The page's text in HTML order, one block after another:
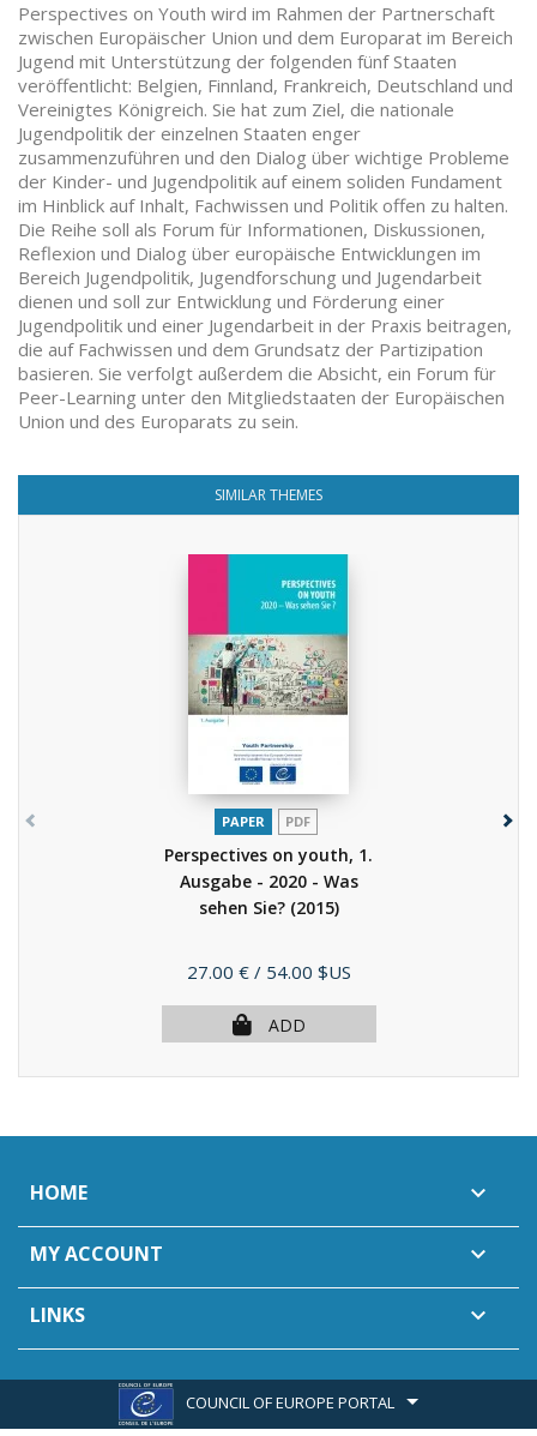
Perspectives on Youth wird im Rahmen der Partnerschaft
zwischen Europäischer Union und dem Europarat im Bereich
Jugend mit Unterstützung der folgenden fünf Staaten
veröffentlicht: Belgien, Finnland, Frankreich, Deutschland und
Vereinigtes Königreich. Sie hat zum Ziel, die nationale
Jugendpolitik der einzelnen Staaten enger
zusammenzuführen und den Dialog über wichtige Probleme
der Kinder- und Jugendpolitik auf einem soliden Fundament
im Hinblick auf Inhalt, Fachwissen und Politik offen zu halten.
Die Reihe soll als Forum für Informationen, Diskussionen,
Reflexion und Dialog über europäische Entwicklungen im
Bereich Jugendpolitik, Jugendforschung und Jugendarbeit
dienen und soll zur Entwicklung und Förderung einer
Jugendpolitik und einer Jugendarbeit in der Praxis beitragen,
die auf Fachwissen und dem Grundsatz der Partizipation
basieren. Sie verfolgt außerdem die Absicht, ein Forum für
Peer-Learning unter den Mitgliedstaaten der Europäischen
Union und des Europarats zu sein.
SIMILAR THEMES
PAPER PDF
Perspectives on youth, 1.
Ausgabe - 2020 - Was
sehen Sie? (2015)
Price
27.00 € / 54.00 $US
ADD
HOME 
MY ACCOUNT 
LINKS 
COUNCIL OF EUROPE PORTAL